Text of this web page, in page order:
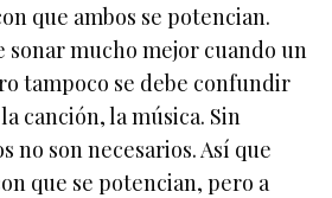
que ambos se potencian.
sonar mucho mejor cuando un
tampoco se debe confundir
canción, la música. Sin
no son necesarios. Así que
que se potencian, pero a